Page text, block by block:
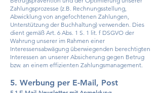
Zahlungsprozesse (z.B. Rechnungsstellung,
Abwicklung von angefochtenen Zahlungen,
Unterstützung der Buchhaltung) verwenden. Dies
dient gemäß Art. 6 Abs. 1 S. 1 lit. f DSGVO der
Wahrung unserer im Rahmen einer
Interessensabwägung überwiegenden berechtigten
Interessen an unserer Absicherung gegen Betrug
bzw. an einem effizienten Zahlungsmanagement.
5. Werbung per E-Mail, Post